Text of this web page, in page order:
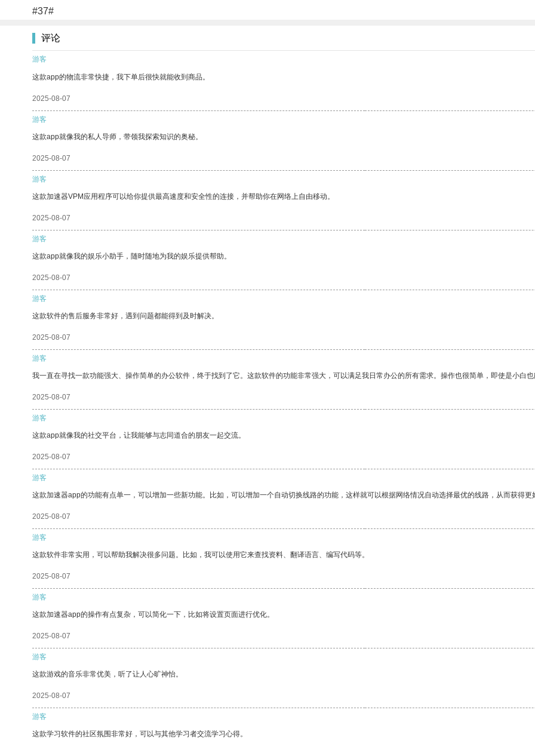
#37#
评论
游客
这款app的物流非常快捷，我下单后很快就能收到商品。
2025-08-07
游客
这款app就像我的私人导师，带领我探索知识的奥秘。
2025-08-07
游客
这款加速器VPM应用程序可以给你提供最高速度和安全性的连接，并帮助你在网络上自由移动。
2025-08-07
游客
这款app就像我的娱乐小助手，随时随地为我的娱乐提供帮助。
2025-08-07
游客
这款软件的售后服务非常好，遇到问题都能得到及时解决。
2025-08-07
游客
我一直在寻找一款功能强大、操作简单的办公软件，终于找到了它。这款软件的功能非常强大，可以满足我日常办公的所有需求。操作也很简单，即使是小白也
2025-08-07
游客
这款app就像我的社交平台，让我能够与志同道合的朋友一起交流。
2025-08-07
游客
这款加速器app的功能有点单一，可以增加一些新功能。比如，可以增加一个自动切换线路的功能，这样就可以根据网络情况自动选择最优的线路，从而获得更
2025-08-07
游客
这款软件非常实用，可以帮助我解决很多问题。比如，我可以使用它来查找资料、翻译语言、编写代码等。
2025-08-07
游客
这款加速器app的操作有点复杂，可以简化一下，比如将设置页面进行优化。
2025-08-07
游客
这款游戏的音乐非常优美，听了让人心旷神怡。
2025-08-07
游客
这款学习软件的社区氛围非常好，可以与其他学习者交流学习心得。